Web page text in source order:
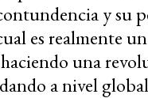
y su
es realmente
una
a nivel